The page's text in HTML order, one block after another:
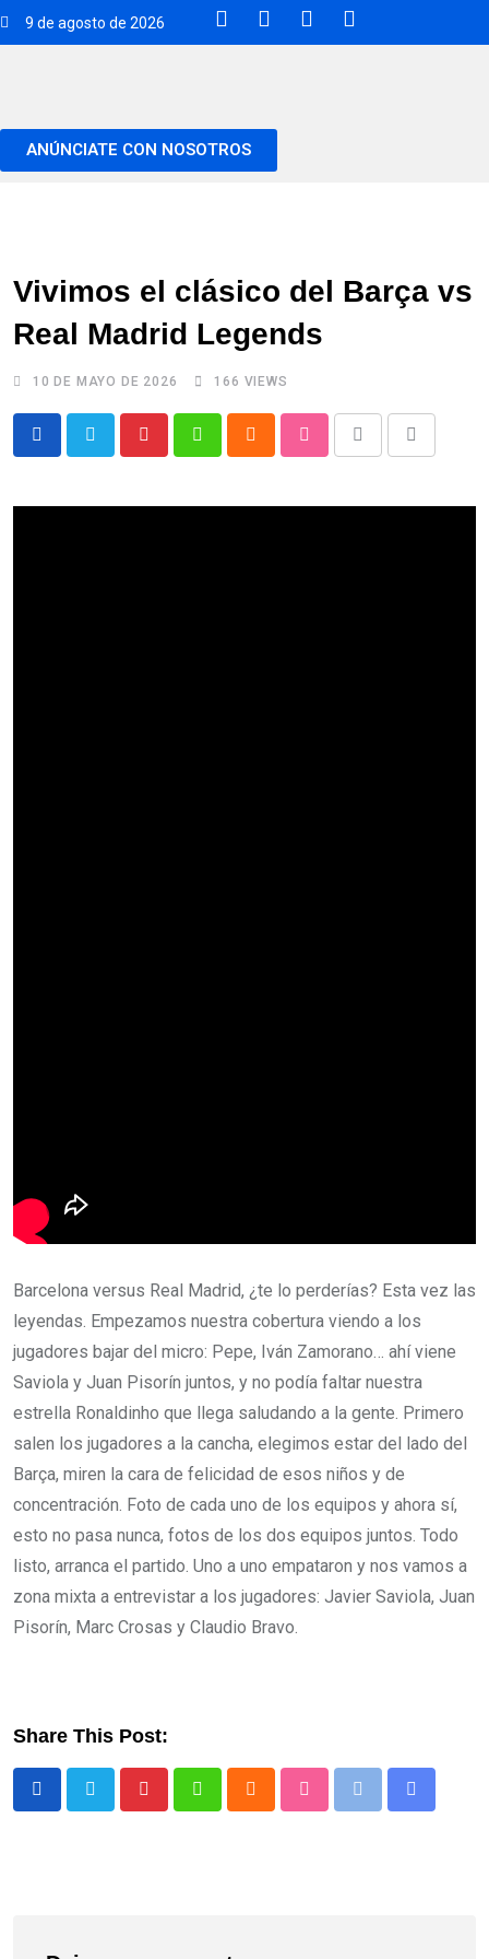
9 de agosto de 2026
ANÚNCIATE CON NOSOTROS
Vivimos el clásico del Barça vs
Real Madrid Legends
10 DE MAYO DE 2026 166 VIEWS
Barcelona versus Real Madrid, ¿te lo perderías? Esta vez las
leyendas. Empezamos nuestra cobertura viendo a los
jugadores bajar del micro: Pepe, Iván Zamorano… ahí viene
Saviola y Juan Pisorín juntos, y no podía faltar nuestra
estrella Ronaldinho que llega saludando a la gente. Primero
salen los jugadores a la cancha, elegimos estar del lado del
Barça, miren la cara de felicidad de esos niños y de
concentración. Foto de cada uno de los equipos y ahora sí,
esto no pasa nunca, fotos de los dos equipos juntos. Todo
listo, arranca el partido. Uno a uno empataron y nos vamos a
zona mixta a entrevistar a los jugadores: Javier Saviola, Juan
Pisorín, Marc Crosas y Claudio Bravo.
Share This Post: